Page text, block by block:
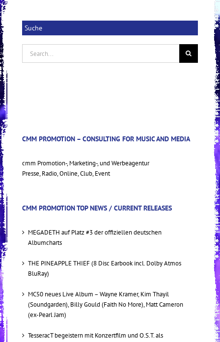
Suche
CMM PROMOTION – CONSULTING FOR MUSIC AND MEDIA
cmm Promotion-, Marketing-, und Werbeagentur
Presse, Radio, Online, Club, Event
CMM PROMOTION TOP NEWS / CURRENT RELEASES
MEGADETH auf Platz #3 der offiziellen deutschen
Albumcharts
THE PINEAPPLE THIEF (8 Disc Earbook incl. Dolby Atmos
BluRay)
MC50 neues Live Album – Wayne Kramer, Kim Thayil
(Soundgarden), Billy Gould (Faith No More), Matt Cameron
(ex-Pearl Jam)
TesseracT begeistern mit Konzertfilm und O.S.T. als